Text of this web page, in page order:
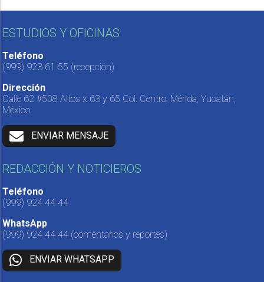
ESTUDIOS Y OFICINAS
Teléfono
(999) 923 61 55 (recepción)
Dirección
Calle 62 #508 Altos x 63 y 65 Col. Centro, Mérida, Yucatán,
México.
ENVIAR MENSAJE
REDACCIÓN Y NOTICIEROS
Teléfono
(999) 924 44 44
WhatsApp
(999) 924 44 44 (comentarios y reportes)
ENVIAR WHATSAPP